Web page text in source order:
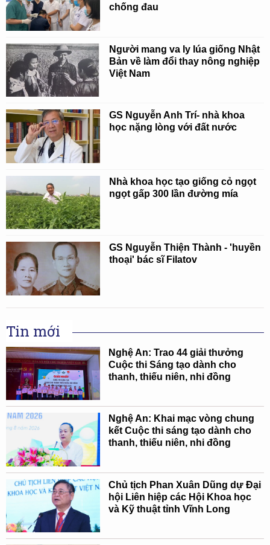
chống đau
Người mang va ly lúa giống Nhật
Bản về làm đổi thay nông nghiệp
Việt Nam
GS Nguyễn Anh Trí- nhà khoa
học nặng lòng với đất nước
Nhà khoa học tạo giống cỏ ngọt
ngọt gấp 300 lần đường mía
GS Nguyễn Thiện Thành - 'huyền
thoại' bác sĩ Filatov
Tin mới
Nghệ An: Trao 44 giải thưởng
Cuộc thi Sáng tạo dành cho
thanh, thiếu niên, nhi đồng
Nghệ An: Khai mạc vòng chung
kết Cuộc thi sáng tạo dành cho
thanh, thiếu niên, nhi đồng
Chủ tịch Phan Xuân Dũng dự Đại
hội Liên hiệp các Hội Khoa học
và Kỹ thuật tỉnh Vĩnh Long